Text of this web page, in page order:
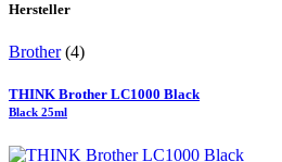
Hersteller
Brother(4)
THINK Brother LC1000 Black
Black 25ml